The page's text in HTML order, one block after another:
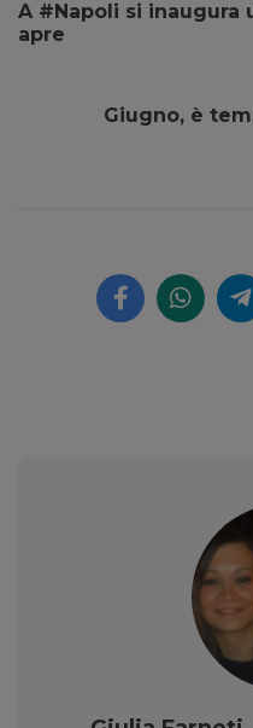
A #Napoli si inaugura
apre
Giugno, è